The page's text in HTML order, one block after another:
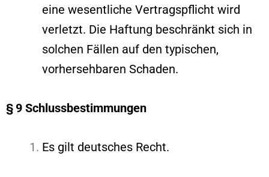
eine wesentliche Vertragspflicht wird
verletzt. Die Haftung beschränkt sich in
solchen Fällen auf den typischen,
vorhersehbaren Schaden.
§ 9 Schlussbestimmungen
Es gilt deutsches Recht.